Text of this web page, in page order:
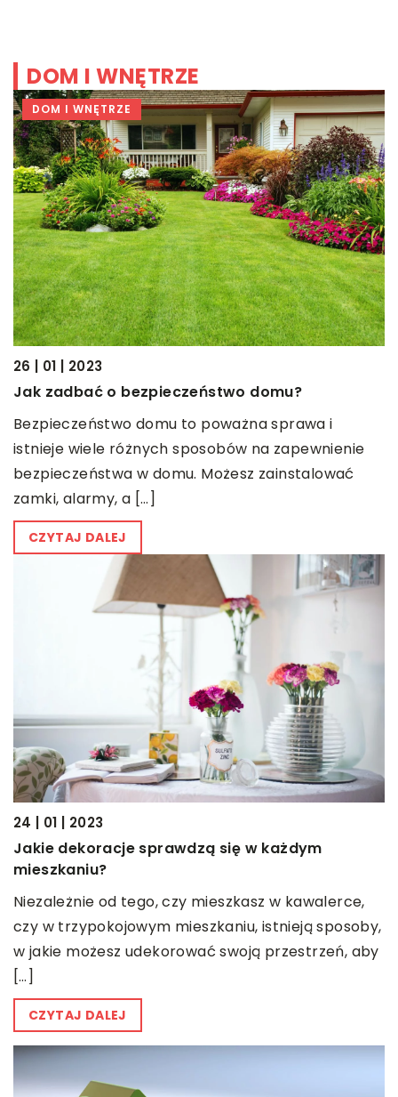
DOM I WNĘTRZE
DOM I WNĘTRZE
26 | 01 | 2023
Jak zadbać o bezpieczeństwo domu?
Bezpieczeństwo domu to poważna sprawa i
istnieje wiele różnych sposobów na zapewnienie
bezpieczeństwa w domu. Możesz zainstalować
zamki, alarmy, a […]
CZYTAJ DALEJ
24 | 01 | 2023
Jakie dekoracje sprawdzą się w każdym
mieszkaniu?
Niezależnie od tego, czy mieszkasz w kawalerce,
czy w trzypokojowym mieszkaniu, istnieją sposoby,
w jakie możesz udekorować swoją przestrzeń, aby
[…]
CZYTAJ DALEJ